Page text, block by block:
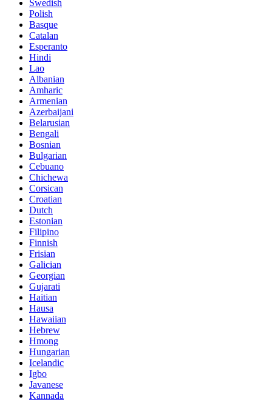
Swedish
Polish
Basque
Catalan
Esperanto
Hindi
Lao
Albanian
Amharic
Armenian
Azerbaijani
Belarusian
Bengali
Bosnian
Bulgarian
Cebuano
Chichewa
Corsican
Croatian
Dutch
Estonian
Filipino
Finnish
Frisian
Galician
Georgian
Gujarati
Haitian
Hausa
Hawaiian
Hebrew
Hmong
Hungarian
Icelandic
Igbo
Javanese
Kannada